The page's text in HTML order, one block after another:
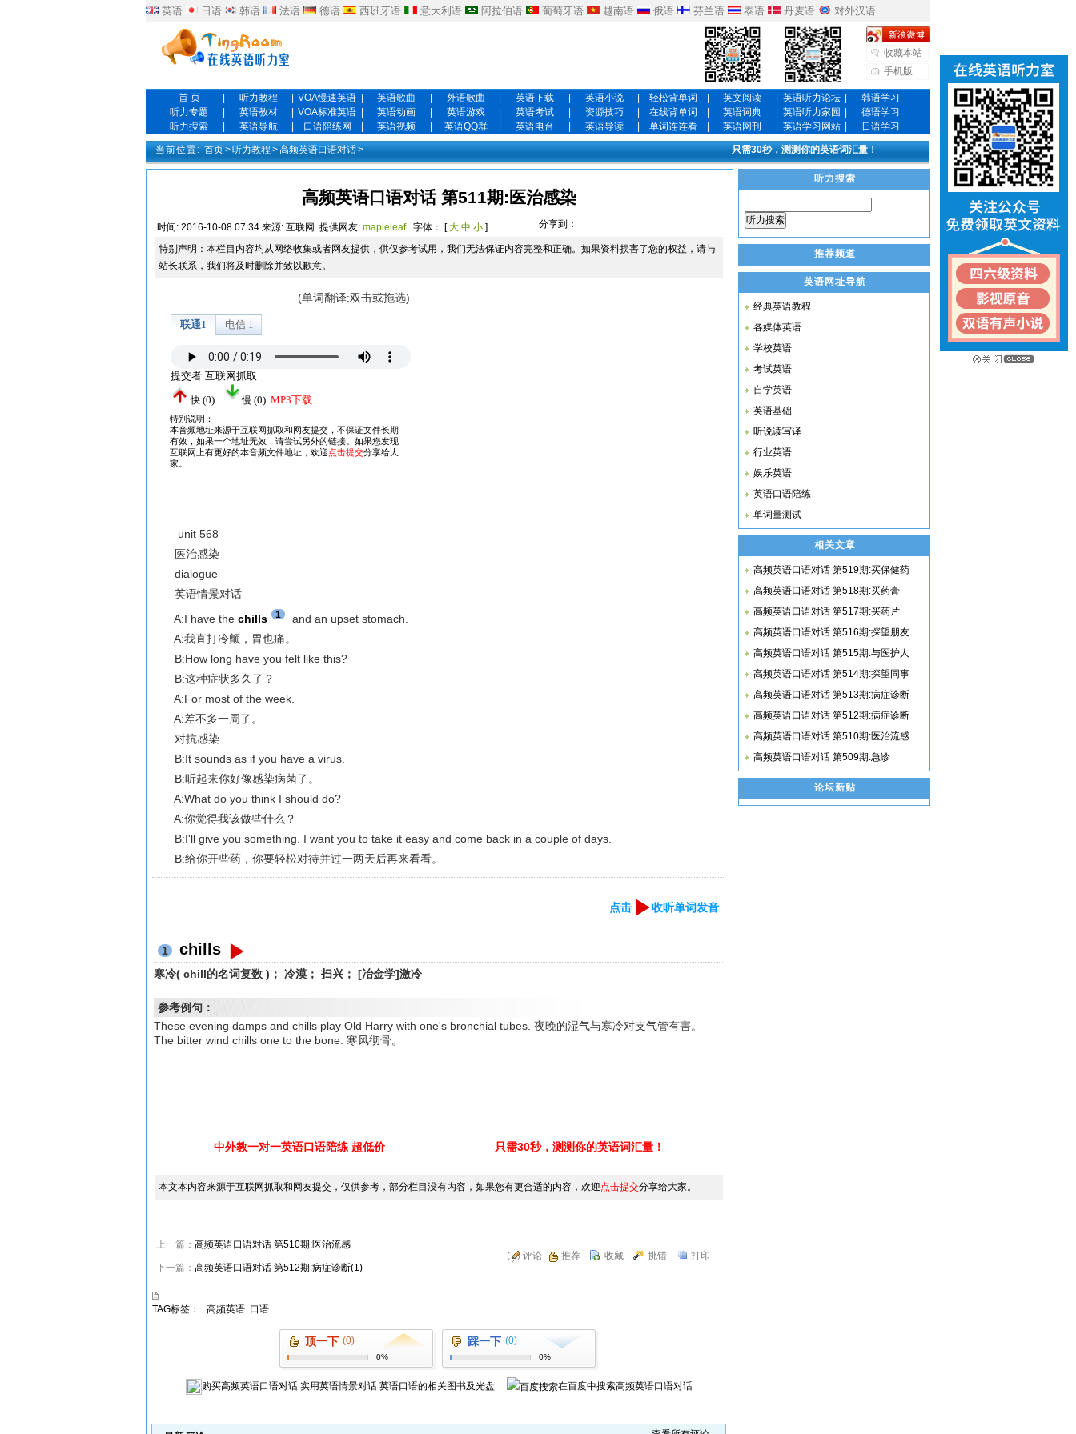
英语 日语 韩语 法语 德语 西班牙语 意大利语 阿拉伯语 葡萄牙语 越南语 俄语 芬兰语 泰语 丹麦语 对外汉语
收藏本站
手机版
首 页 听力教程 VOA慢速英语 英语歌曲 外语歌曲 英语下载 英语小说 轻松背单词 英文阅读 英语听力论坛
韩语学习
听力专题
英语教材 VOA标准英语 英语动画 英语游戏 英语考试 资源技巧 在线背单词 英语词典 英语听力家园
德语学习
听力搜索
英语导航 口语陪练网 英语视频 英语QQ群 英语电台 英语导读 单词连连看 英语网刊 英语学习网站 日语学习
当前位置: 首页>听力教程 >高频英语口语对话> 只需30秒，测测你的英语词汇量！
高频英语口语对话 第511期:医治感染
时间: 2016-10-08 07:34 来源: 互联网 提供网友: mapleleaf 字体： [大 中 小 ] 分享到：
特别声明：本栏目内容均从网络收集或者网友提供，供仅参考试用，我们无法保证内容完整和正确。如果资料损害了您的权益，请与
站长联系，我们将及时删除并致以歉意。
(单词翻译:双击或拖选)
unit 568
医治感染
dialogue
英语情景对话
A:I have thechills 1
and an upset stomach.
A:我直打冷颤，胃也痛。
B:How long have you felt like this?
B:这种症状多久了？
A:For most of the week.
A:差不多一周了。
对抗感染
B:It sounds as if you have a virus.
B:听起来你好像感染病菌了。
A:What do you think I should do?
A:你觉得我该做些什么？
B:I'll give you something. I want you to take it easy and come back in a couple of days.
B:给你开些药，你要轻松对待并过一两天后再来看看。
点击 收听单词发音
1 chills
寒冷( chill的名词复数 )； 冷漠； 扫兴； [冶金学]激冷
参考例句：
These evening damps and chills play Old Harry with one's bronchial tubes. 夜晚的湿气与寒冷对支气管有害。
The bitter wind chills one to the bone. 寒风彻骨。
中外教一对一英语口语陪练 超低价 只需30秒，测测你的英语词汇量！
本文本内容来源于互联网抓取和网友提交，仅供参考，部分栏目没有内容，如果您有更合适的内容，欢迎点击提交分享给大家。
上一篇： 高频英语口语对话 第510期:医治流感
下一篇： 高频英语口语对话 第512期:病症诊断(1)
评论 推荐 收藏 挑错 打印
TAG标签： 高频英语 口语
顶一下 (0)
0%
踩一下 (0)
0%
购买高频英语口语对话 实用英语情景对话 英语口语的相关图书及光盘 在百度中搜索高频英语口语对话
听力搜索
听力搜索
推荐频道
英语网址导航
经典英语教程
各媒体英语
学校英语
考试英语
自学英语
英语基础
听说读写译
行业英语
娱乐英语
英语口语陪练
单词量测试
相关文章
高频英语口语对话 第519期:买保健药
高频英语口语对话 第518期:买药膏
高频英语口语对话 第517期:买药片
高频英语口语对话 第516期:探望朋友
高频英语口语对话 第515期:与医护人
高频英语口语对话 第514期:探望同事
高频英语口语对话 第513期:病症诊断
高频英语口语对话 第512期:病症诊断
高频英语口语对话 第510期:医治流感
高频英语口语对话 第509期:急诊
论坛新贴